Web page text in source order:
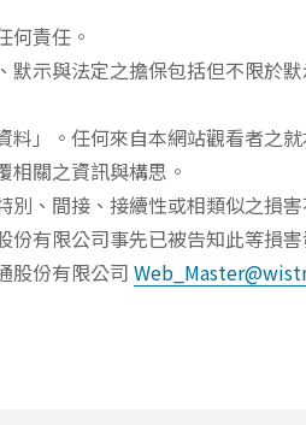
何責任。
示與法定之擔保包括但不限於
」。任何來自本網站觀看者之
關之資訊與構思。
、間接、接續性或相類似之損
有限公司事先已被告知此等損害
股份有限公司